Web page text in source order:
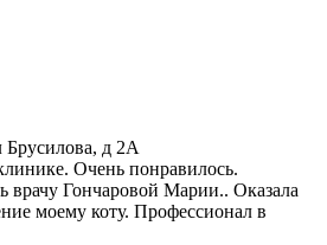
д 2А
Очень понравилось.
врачу Гончаровой Марии.. Оказала
моему коту. Профессионал в